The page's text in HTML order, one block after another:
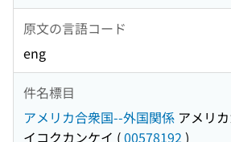
原文の言語コード
eng
件名標目
アメリカ合衆国--外国関係 アメリ
イコクカンケイ (00578192 )